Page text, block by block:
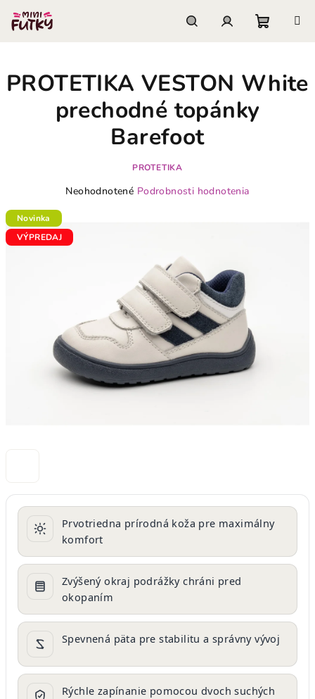
obsah
košík
Prvotriedna prírodná koža pre maximálny
komfort
Zvýšený okraj podrážky chráni pred
okopaním
Spevnená päta pre stabilitu a správny vývoj
Rýchle zapínanie pomocou dvoch suchých
PROTETIKA VESTON White
prechodné topánky
Barefoot
PROTETIKA
Priemerné
je
0,0
Neohodnotené Podrobnosti hodnotenia
Novinka
VÝPREDAJ